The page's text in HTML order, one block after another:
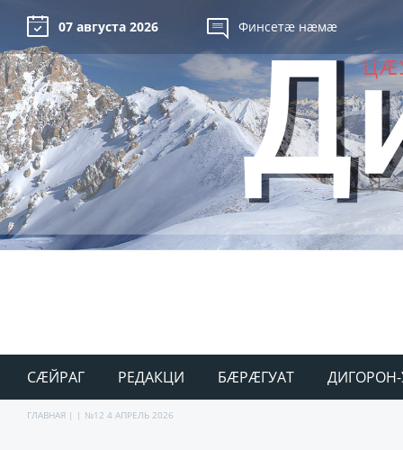
07 августа 2026 Финсетæ нæмæ
СÆЙРАГ РЕДАКЦИ БÆРÆГУАТ ДИГОРОН-
ГЛАВНАЯ | | №12 4 АПРЕЛЬ 2026